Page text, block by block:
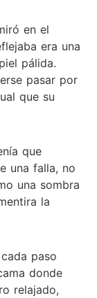
en el
era una
pálida.
pasar por
que su
que
una falla, no
una sombra
la
paso
donde
relajado,